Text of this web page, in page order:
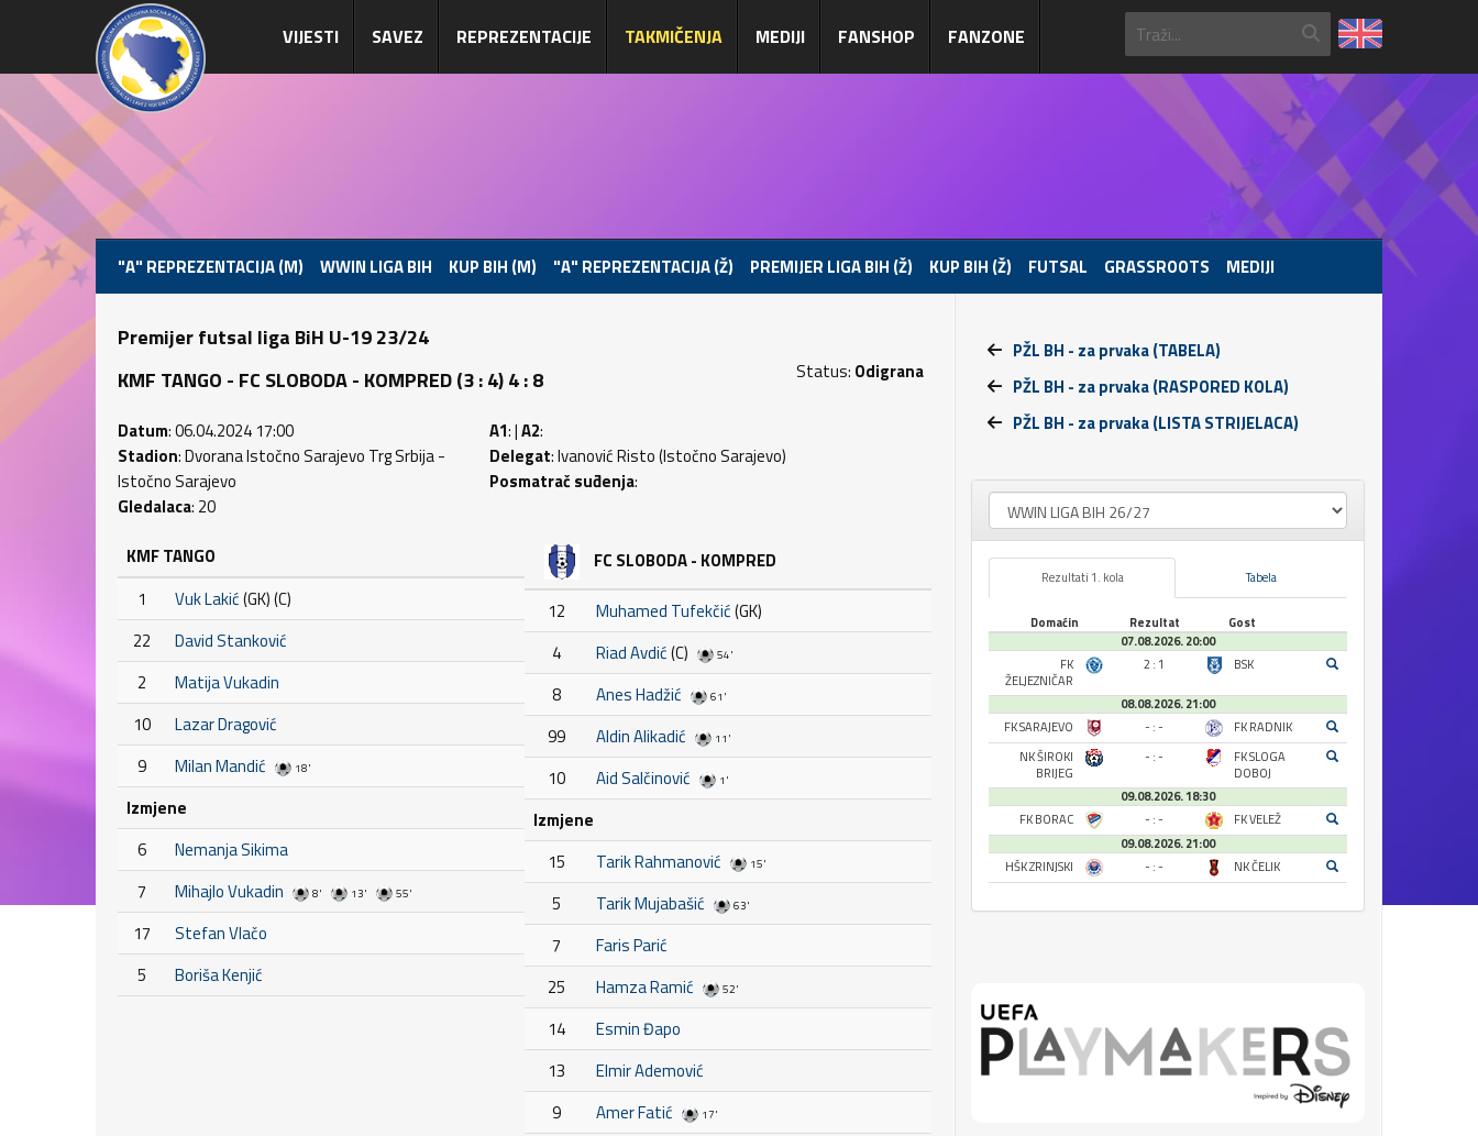
VIJESTI SAVEZ REPREZENTACIJE TAKMIČENJA MEDIJI FANSHOP FANZONE
"A" REPREZENTACIJA (M) WWIN LIGA BIH KUP BIH (M) "A" REPREZENTACIJA (Ž) PREMIJER LIGA BIH (Ž) KUP BIH (Ž) FUTSAL GRASSROOTS MEDIJI
Premijer futsal liga BiH U-19 23/24
KMF TANGO - FC SLOBODA - KOMPRED (3 : 4) 4 : 8
Status: Odigrana
Datum: 06.04.2024 17:00
Stadion: Dvorana Istočno Sarajevo Trg Srbija -
Istočno Sarajevo
Gledalaca: 20
A1: |A2:
Delegat: Ivanović Risto (Istočno Sarajevo)
Posmatrač suđenja:
KMF TANGO
1
Vuk Lakić(GK) (C)
22
David Stanković
2
Matija Vukadin
10
Lazar Dragović
9
Milan Mandić 18'
Izmjene
6
Nemanja Sikima
7
Mihajlo Vukadin 8' 13' 55'
17
Stefan Vlačo
5
Boriša Kenjić
FC SLOBODA - KOMPRED
12 Muhamed Tufekčić(GK)
4
Riad Avdić(C) 54'
8 Anes Hadžić 61'
99 Aldin Alikadić 11'
10 Aid Salčinović 1'
Izmjene
15
Tarik Rahmanović 15'
5 Tarik Mujabašić 63'
7
Faris Parić
25
Hamza Ramić 52'
14
Esmin Đapo
13
Elmir Ademović
9
Amer Fatić 17'
PŽL BH - za prvaka (TABELA)
PŽL BH - za prvaka (RASPORED KOLA)
PŽL BH - za prvaka (LISTA STRIJELACA)
Rezultati 1. kola Tabela
Domaćin Rezultat
Gost
07.08.2026. 20:00
FK
ŽELJEZNIČAR
2 : 1 BSK
08.08.2026. 21:00
FK SARAJEVO
- : -
FK RADNIK
NK ŠIROKI
BRIJEG
- : -
FK SLOGA
DOBOJ
09.08.2026. 18:30
FK BORAC
- : -
FK VELEŽ
09.08.2026. 21:00
HŠK ZRINJSKI
- : - NK ČELIK